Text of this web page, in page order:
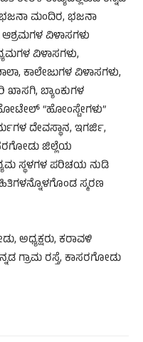
ಮಂದಿರ, ಭಜನಾ
ವಿಳಾಸಗಳು
ವಿಳಾಸಗಳು,
ಕಾಲೇಜುಗಳ ವಿಳಾಸಗಳು,
ಖಾಸಗಿ, ಬ್ಯಾoಕುಗಳ
ಹೋಟೇಲ್ “ಹೋಂಸ್ಟೇಗಳು”
ದೇವಸ್ಥಾನ, ಇಗರ್ಜಿ,
ಜಿಲ್ಲೆಯ
ಸ್ಥಳಗಳ ಪರಿಚಯ ನುಡಿ
ಸ್ಮರಣ
ಅಧ್ಯಕ್ಷರು, ಕರಾವಳಿ
ಗ್ರಾಮ ರಸ್ತೆ, ಕಾಸರಗೋಡು